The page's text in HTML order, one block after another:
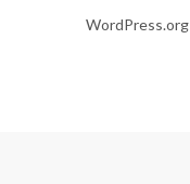
WordPress.org